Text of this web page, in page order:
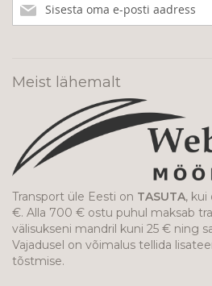
meie
Meist lähemalt
Transport üle Eesti on TASUTA, kui
€. Alla 700 € ostu puhul maksab
välisukseni mandril kuni 25 € ning
Vajadusel on võimalus tellida
tõstmise.